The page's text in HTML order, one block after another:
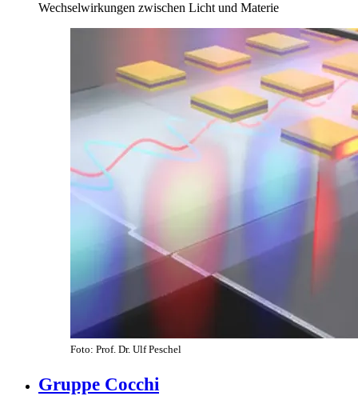
Wechselwirkungen zwischen Licht und Materie
Foto: Prof. Dr. Ulf Peschel
Gruppe Cocchi